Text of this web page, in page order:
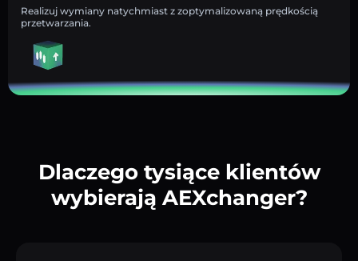
Realizuj wymiany natychmiast z zoptymalizowaną prędkością
przetwarzania.
Dlaczego tysiące klientów
wybierają AEXchanger?